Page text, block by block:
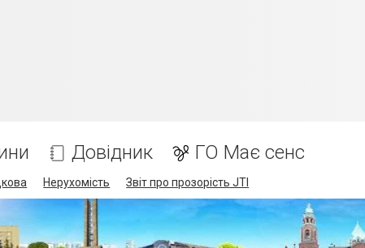
Довідник ГО Має сенс
Нерухомість Звіт про прозорість JTI